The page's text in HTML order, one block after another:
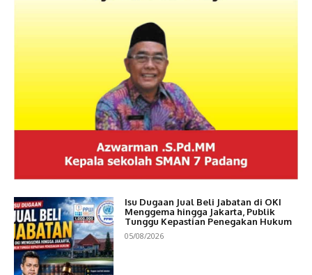
Isu Dugaan Jual Beli Jabatan di OKI
Menggema hingga Jakarta, Publik
Tunggu Kepastian Penegakan Hukum
05/08/2026